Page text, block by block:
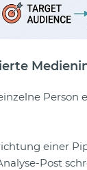
Person
einer
Post